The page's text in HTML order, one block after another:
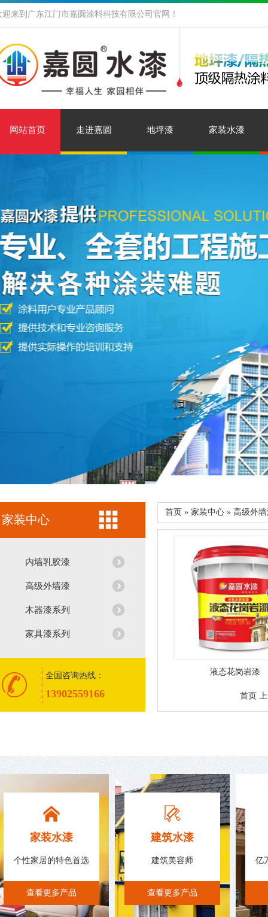
迎来到广东江门市嘉圆涂料科技有限公司官网！
网站首页 走进嘉圆 地坪漆 家装水漆
家装中心
内墙乳胶漆
高级外墙漆
木器漆系列
家具漆系列
全国咨询热线：
13902559166
首页 » 家装中心 » 高级外
液态花岗岩漆
首页
家装水漆
个性家居的特色首选
查看更多产品
建筑水漆
建筑美容师
查看更多产品
亿